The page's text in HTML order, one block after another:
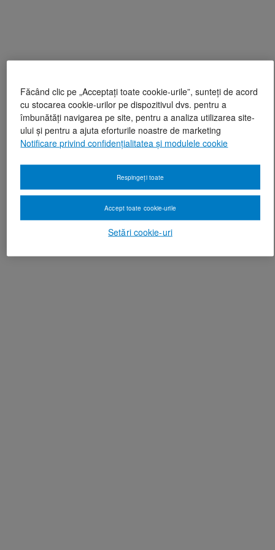
Făcând clic pe „Acceptați toate cookie-urile”, sunteți de acord
cu stocarea cookie-urilor pe dispozitivul dvs. pentru a
îmbunătăți navigarea pe site, pentru a analiza utilizarea site-
ului și pentru a ajuta eforturile noastre de marketing
Notificare privind confidențialitatea și modulele cookie
Setări cookie-uri
Respingeți toate
Accept toate cookie-urile